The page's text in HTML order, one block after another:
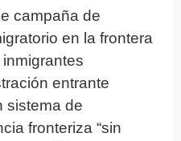
campaña de
en la frontera
entrante
sistema de
fronteriza “sin